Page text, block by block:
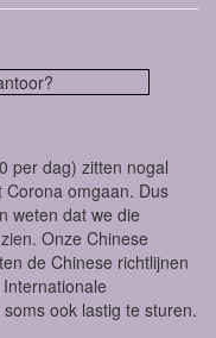
per dag) zitten nogal
omgaan. Dus
weten dat we die
Onze Chinese
de Chinese richtlijnen
ook lastig te sturen.